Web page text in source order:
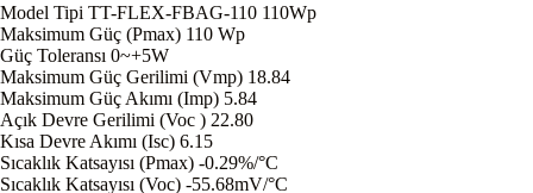
Model Tipi TT-FLEX-FBAG-110 110Wp
Maksimum Güç (Pmax) 110 Wp
Güç Toleransı 0~+5W
Maksimum Güç Gerilimi (Vmp) 18.84
Maksimum Güç Akımı (Imp) 5.84
Açık Devre Gerilimi (Voc ) 22.80
Kısa Devre Akımı (Isc) 6.15
Sıcaklık Katsayısı (Pmax) -0.29%/°C
Sıcaklık Katsayısı (Voc) -55.68mV/°C